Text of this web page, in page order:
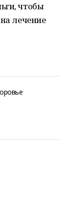
чтобы
лечение